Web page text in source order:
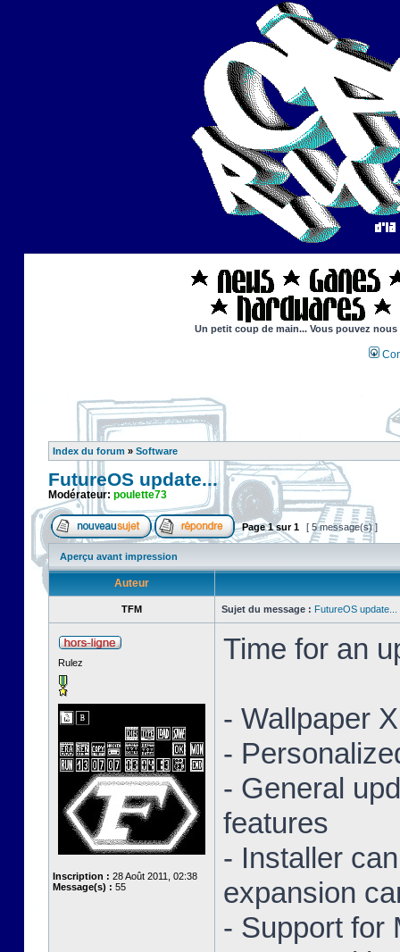
Un petit coup de main... Vous pouvez
Index du forum » Software
FutureOS update...
Modérateur: poulette73
Page1sur1 [ 5 message(s) ]
Aperçu avant impression
Auteur
TFM Sujet du message : FutureOS update...
Rulez
Inscription : 28 Août 2011, 02:38
Message(s) : 55
Time for an
- Wallpaper
-
- General
features
- Installer
expansion
- Support for